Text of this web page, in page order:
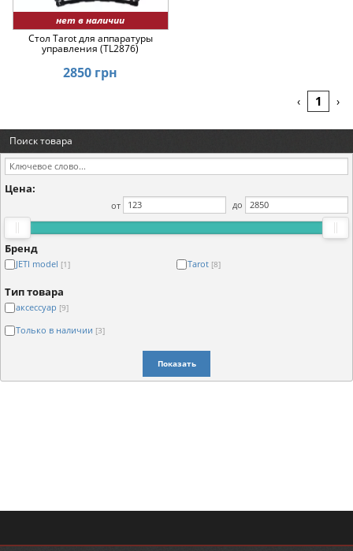
нет в наличии
Стол Tarot для аппаратуры
управления (TL2876)
2850 грн
‹ 1 ›
Поиск товара
Цена:
от до
Бренд
JETI model [1] Tarot [8]
Тип товара
аксессуар [9]
Только в наличии [3]
Показать